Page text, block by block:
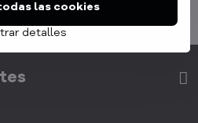
detalles
las cookies